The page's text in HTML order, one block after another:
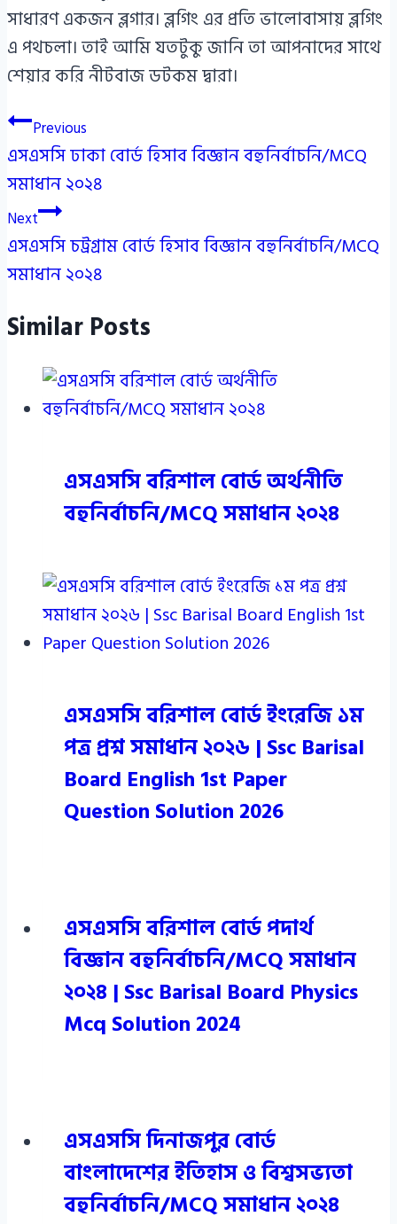
সাধারণ একজন ব্লগার। ব্লগিং এর প্রতি ভালোবাসায় ব্লগিং
এ পথচলা। তাই আমি যতটুকু জানি তা আপনাদের সাথে
শেয়ার করি নীটবাজ ডটকম দ্বারা।
Post
navigation
Previous
এসএসসি ঢাকা বোর্ড হিসাব বিজ্ঞান বহুনির্বাচনি/MCQ
সমাধান ২০২৪
Next
এসএসসি চট্রগ্রাম বোর্ড হিসাব বিজ্ঞান বহুনির্বাচনি/MCQ
সমাধান ২০২৪
Similar Posts
এসএসসি বরিশাল বোর্ড অর্থনীতি
বহুনির্বাচনি/MCQ সমাধান ২০২৪
এসএসসি বরিশাল বোর্ড ইংরেজি ১ম
পত্র প্রশ্ন সমাধান ২০২৬ | Ssc Barisal
Board English 1st Paper
Question Solution 2026
এসএসসি বরিশাল বোর্ড পদার্থ
বিজ্ঞান বহুনির্বাচনি/MCQ সমাধান
২০২৪ | Ssc Barisal Board Physics
Mcq Solution 2024
এসএসসি দিনাজপুর বোর্ড
বাংলাদেশের ইতিহাস ও বিশ্বসভ্যতা
বহুনির্বাচনি/MCQ সমাধান ২০২৪